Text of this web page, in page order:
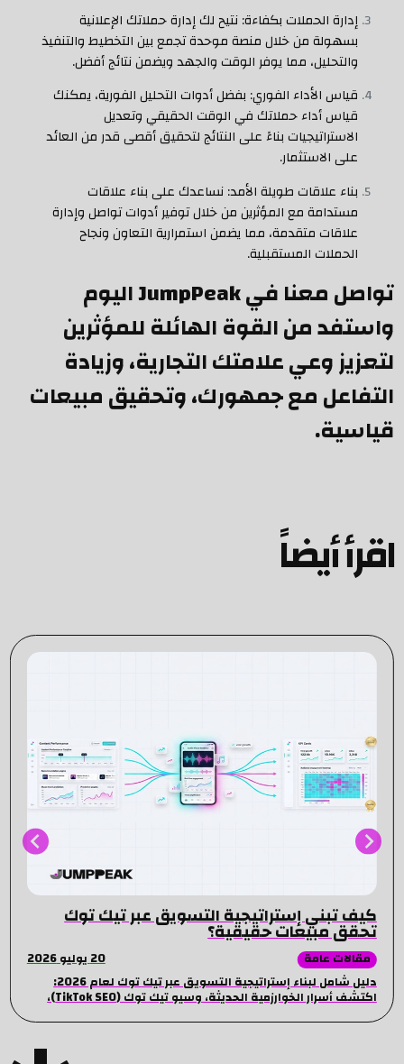
إدارة الحملات بكفاءة: نتيح لك إدارة حملاتك الإعلانية
بسهولة من خلال منصة موحدة تجمع بين التخطيط والتنفيذ
والتحليل، مما يوفر الوقت والجهد ويضمن نتائج أفضل.
قياس الأداء الفوري: بفضل أدوات التحليل الفورية، يمكنك
قياس أداء حملاتك في الوقت الحقيقي وتعديل
الاستراتيجيات بناءً على النتائج لتحقيق أقصى قدر من العائد
على الاستثمار.
بناء علاقات طويلة الأمد: نساعدك على بناء علاقات
مستدامة مع المؤثرين من خلال توفير أدوات تواصل وإدارة
علاقات متقدمة، مما يضمن استمرارية التعاون ونجاح
الحملات المستقبلية.
تواصل معنا في JumpPeak اليوم
واستفد من القوة الهائلة للمؤثرين
لتعزيز وعي علامتك التجارية، وزيادة
التفاعل مع جمهورك، وتحقيق مبيعات
قياسية.
اقرأ أيضاً
كيف تبني إستراتيجية التسويق عبر تيك توك
تحقق مبيعات حقيقية؟
مقالات عامة
20 يوليو 2026
دليل شامل لبناء إستراتيجية التسويق عبر تيك توك لعام 2026:
اكتشف أسرار الخوارزمية الحديثة، وسيو تيك توك (TikTok SEO)،